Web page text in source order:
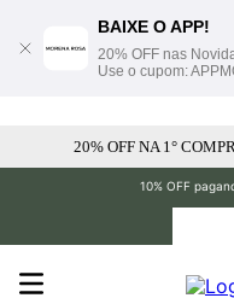
BAIXE O APP!
20% OFF nas
Use o cupom:
20% OFF NA 1°
10% OFF